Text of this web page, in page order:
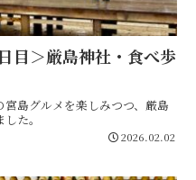
＞厳島神社・食べ歩
島グルメを楽しみつつ、厳島
た。
2026.02.02